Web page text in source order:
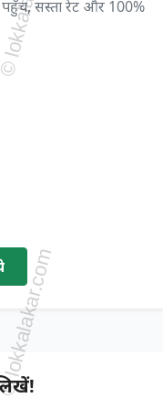
सस्ता रेट और 100%